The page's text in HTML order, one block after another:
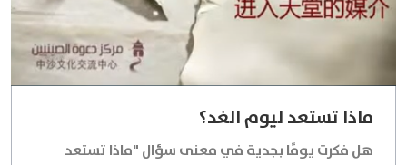
ماذا تستعد ليوم الغد؟
هل فكرت يومًا بجدية في معنى سؤال "ماذا تستعد